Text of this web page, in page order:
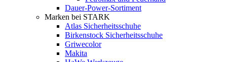
Dauer-Power-Sortiment
Marken bei STARK
Atlas Sicherheitsschuhe
Birkenstock Sicherheitsschuhe
Griwecolor
Makita